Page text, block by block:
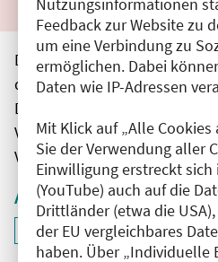
Feedback zur Website zu
um eine Verbindung zu
ermöglichen. Dabei
Daten wie IP-Adressen
Mit Klick auf „Alle
Sie der Verwendung aller
Einwilligung erstreckt sich
(YouTube) auch auf die
Drittländer (etwa die
der EU vergleichbares
haben. Über „Individuelle
Die hier aufgeführten
den unmittelbar vom
Die Ärztekammer Berlin
Verantwortung für den Inhalt,
Veranstalter.
Aktive Filter
Filter
ID: ANT-2501197
deaktivieren und